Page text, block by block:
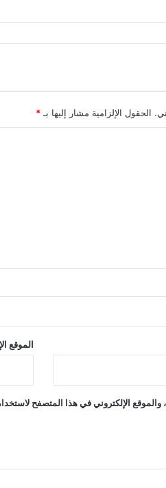
الحقول الإلزامية مشار إليها بـ *
الموقع
الإلكتروني في هذا المتصفح